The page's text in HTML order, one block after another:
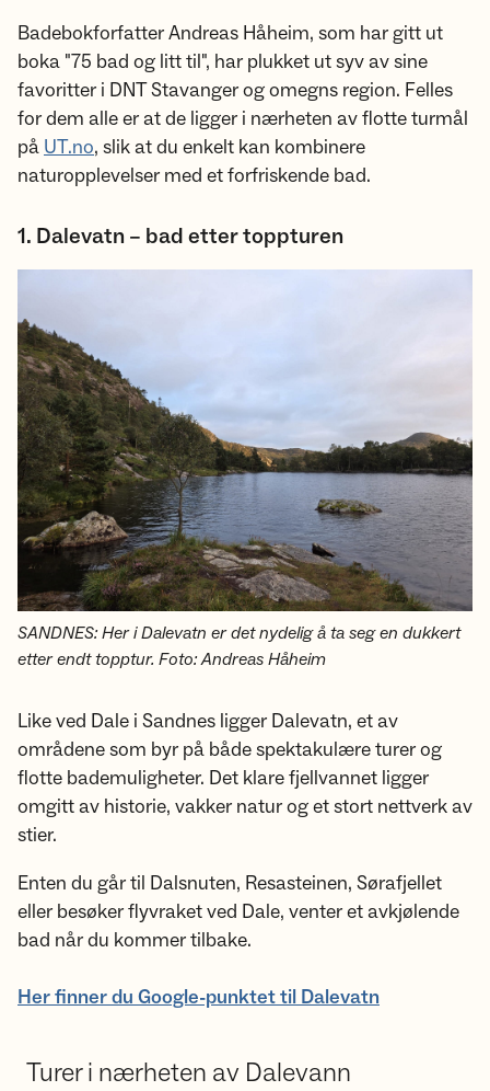
Badebokforfatter Andreas Håheim, som har gitt ut
boka "75 bad og litt til", har plukket ut syv av sine
favoritter i DNT Stavanger og omegns region. Felles
for dem alle er at de ligger i nærheten av flotte turmål
på UT.no, slik at du enkelt kan kombinere
naturopplevelser med et forfriskende bad.
1. Dalevatn – bad etter toppturen
SANDNES: Her i Dalevatn er det nydelig å ta seg en dukkert
etter endt topptur. Foto: Andreas Håheim
Like ved Dale i Sandnes ligger Dalevatn, et av
områdene som byr på både spektakulære turer og
flotte bademuligheter. Det klare fjellvannet ligger
omgitt av historie, vakker natur og et stort nettverk av
stier.
Enten du går til Dalsnuten, Resasteinen, Sørafjellet
eller besøker flyvraket ved Dale, venter et avkjølende
bad når du kommer tilbake.
Her finner du Google-punktet til Dalevatn
Turer i nærheten av Dalevann